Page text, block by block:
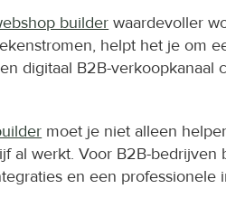
builder waardevoller
helpt het je om
digitaal B2B-verkoopkanaal
moet je niet alleen
al werkt. Voor B2B-
en een